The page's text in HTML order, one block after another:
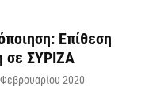
Επίθεση
σε ΣΥΡΙΖΑ
2020